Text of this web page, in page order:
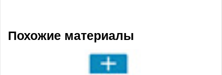
Похожие материалы